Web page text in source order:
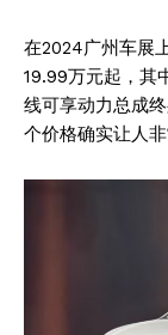
在2024广州车展
19.99万元起，其
线可享动力总成
个价格确实让人非